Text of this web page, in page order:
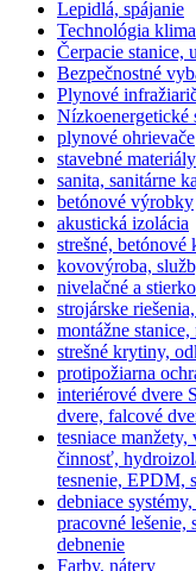
Lepidlá, spájanie
Technológia
Čerpacie stanice,
Bezpečnostné
Plynové
Nízkoenergetické
plynové ohrievače
stavebné materiály
sanita, sanitárne
betónové výrobky
akustická izolácia
strešné, betónové
kovovýroba,
nivelačné a
strojárske
montážne
strešné krytiny,
protipožiarna
interiérové dvere
dvere, falcové
tesniace manžety,
činnosť,
tesnenie, EPDM,
debniace
pracovné lešenie,
debnenie
Farby, nátery